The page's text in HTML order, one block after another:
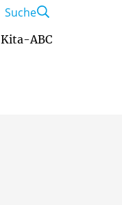
Kita-ABC
Suche